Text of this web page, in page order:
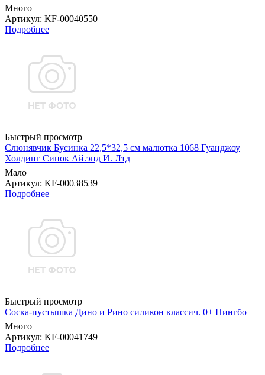
Много
Артикул: KF-00040550
Подробнее
Быстрый просмотр
Слюнявчик Бусинка 22,5*32,5 см малютка 1068 Гуанджоу
Холдинг Синок Ай.энд И. Лтд
Мало
Артикул: KF-00038539
Подробнее
Быстрый просмотр
Соска-пустышка Дино и Рино силикон классич. 0+ Нингбо
Много
Артикул: KF-00041749
Подробнее